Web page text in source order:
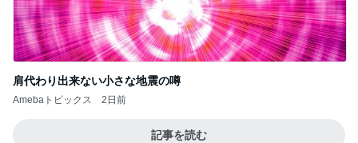
肩代わり出来ない小さな地震の噂
Amebaトピックス 2日前
記事を読む